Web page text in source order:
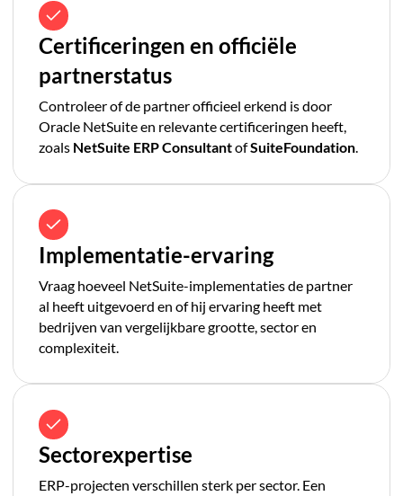
Certificeringen en officiële
partnerstatus
Controleer of de partner officieel erkend is door
Oracle NetSuite en relevante certificeringen heeft,
zoals NetSuite ERP ConsultantofSuiteFoundation.
Implementatie-ervaring
Vraag hoeveel NetSuite-implementaties de partner
al heeft uitgevoerd en of hij ervaring heeft met
bedrijven van vergelijkbare grootte, sector en
complexiteit.
Sectorexpertise
ERP-projecten verschillen sterk per sector. Een